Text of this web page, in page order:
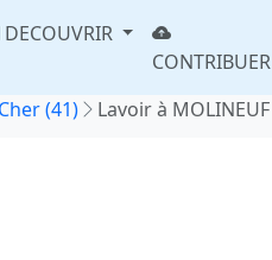
DECOUVRIR
CONTRIBUER
(41) Lavoir à MOLINEUF